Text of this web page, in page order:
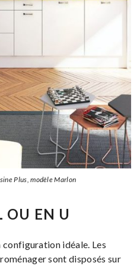
Plus, modèle Marlon
OU EN U
configuration idéale. Les
sont disposés sur